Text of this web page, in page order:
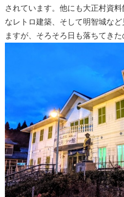
されています。他にも大正村資
なレトロ建築、そして明智城な
ますが、そろそろ日も落ちてきた